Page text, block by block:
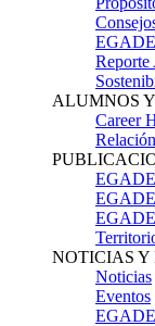
ALUMNOS
Career
NOTICIAS Y
Noticias
Eventos